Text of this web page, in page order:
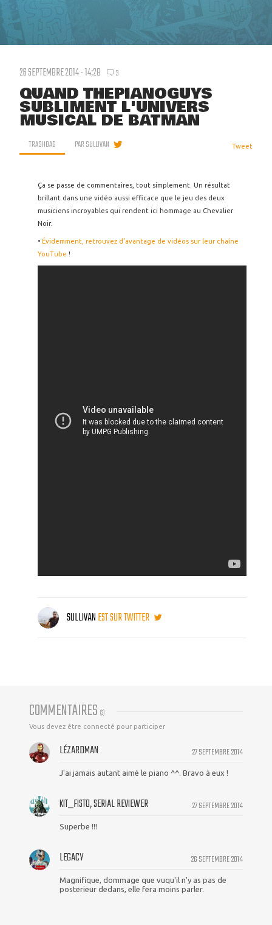
26 SEPTEMBRE 2014 - 14:28 3
QUAND THEPIANOGUYS
SUBLIMENT L'UNIVERS
MUSICAL DE BATMAN
TRASHBAG PARSULLIVAN Tweet
Ça se passe de commentaires, tout simplement. Un résultat
brillant dans une vidéo aussi efficace que le jeu des deux
musiciens incroyables qui rendent ici hommage au Chevalier
Noir.
• Évidemment, retrouvez d'avantage de vidéos sur leur chaîne
YouTube !
SULLIVANEST SUR TWITTER
COMMENTAIRES (3)
Vous devez être connecté pour participer
27 SEPTEMBRE 2014
LÉZARDMAN
J'ai jamais autant aimé le piano ^^. Bravo à eux !
27 SEPTEMBRE 2014
KIT_FISTO, SERIAL REVIEWER
Superbe !!!
26 SEPTEMBRE 2014
LEGACY
Magnifique, dommage que vuqu'il n'y as pas de
posterieur dedans, elle fera moins parler.